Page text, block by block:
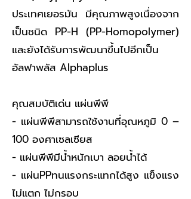
ประเทศเยอรมัน มีคุณภาพสูงเนื่องจาก
เป็นชนิด PP-H (PP-Homopolymer)
และยังได้รับการพัฒนาขึ้นไปอีกเป็น
อัลฟาพลัส Alphaplus
คุณสมบัติเด่น แผ่นพีพี
- แผ่นพีพีสามารถใช้งานที่อุณหภูมิ 0 –
100 องศาเซลเซียส
- แผ่นพีพีมีน้ำหนักเบา ลอยน้ำได้
- แผ่นPPทนแรงกระแทกได้สูง แข็งแรง
ไม่แตก ไม่กรอบ